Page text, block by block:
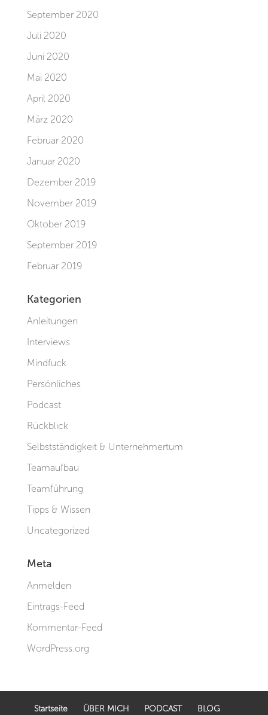
September 2020
Juli 2020
Juni 2020
Mai 2020
April 2020
März 2020
Februar 2020
Januar 2020
Dezember 2019
November 2019
Oktober 2019
September 2019
Februar 2019
Kategorien
Anleitungen
Interviews
Mindfuck
Persönliches
Podcast
Rückblick
Selbstständigkeit & Unternehmertum
Teamaufbau
Teamführung
Tipps & Wissen
Uncategorized
Meta
Anmelden
Eintrags-Feed
Kommentar-Feed
WordPress.org
Startseite ÜBER MICH PODCAST BLOG